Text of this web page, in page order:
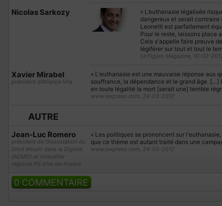
Nicolas Sarkozy
« L’euthanasie légalisée
dangereux et serait
Leonetti est parfaitement
Pour le reste, laissons place
Cela s'appelle faire preuve
légiférer sur tout et tout le
Le Figaro Magazine, 10-02-
Xavier Mirabel
président d'Alliance Vita
« L'euthanasie est une mauvaise réponse aux
souffrance, la dépendance et le grand âge.
en toute légalité la mort [serait une] terrible
www.lexpress.com, 24-03-2012
AUTRE
Jean-Luc Romero
président de l'Association du
Droit Mourir dans la Dignité
(ADMD) et conseiller
régional PS d'Ile-de-France
« Les politiques se prononcent sur
que ce thème est autant traité dans une
www.lexpress.com, 24-03-2012
0 COMMENTAIRE